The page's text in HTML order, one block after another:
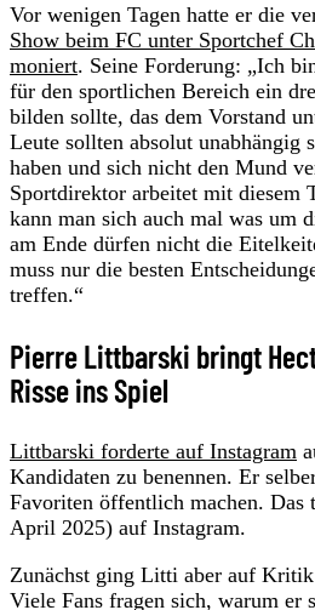
Vor wenigen Tagen hatte er die
Show beim FC unter Sportchef
moniert. Seine Forderung: „Ich
für den sportlichen Bereich ein
bilden sollte, das dem Vorstand
Leute sollten absolut unabhängig
haben und sich nicht den Mund
Sportdirektor arbeitet mit diesem
kann man sich auch mal was um
am Ende dürfen nicht die
muss nur die besten
treffen.“
Pierre Littbarski bringt
Risse ins Spiel
Littbarski forderte auf Instagram
Kandidaten zu benennen. Er
Favoriten öffentlich machen. Das
April 2025) auf Instagram.
Zunächst ging Litti aber auf Kritik
Viele Fans fragen sich, warum er